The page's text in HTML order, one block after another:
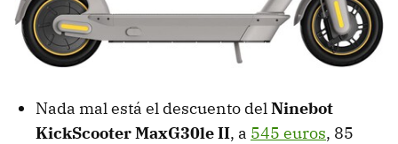
Nada mal está el descuento delNinebot
KickScooter MaxG30le II, a 545 euros, 85